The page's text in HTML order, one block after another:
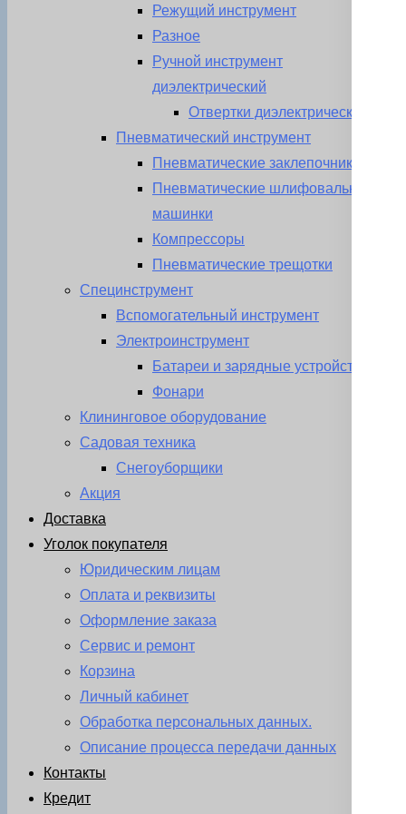
Режущий инструмент
Разное
Ручной инструмент
диэлектрический
Отвертки диэлектрические
Пневматический инструмент
Пневматические заклепочники
Пневматические шлифовальные
машинки
Компрессоры
Пневматические трещотки
Специнструмент
Вспомогательный инструмент
Электроинструмент
Батареи и зарядные устройства
Фонари
Клининговое оборудование
Садовая техника
Снегоуборщики
Акция
Доставка
Уголок покупателя
Юридическим лицам
Оплата и реквизиты
Оформление заказа
Сервис и ремонт
Корзина
Личный кабинет
Обработка персональных данных.
Описание процесса передачи данных
Контакты
Кредит